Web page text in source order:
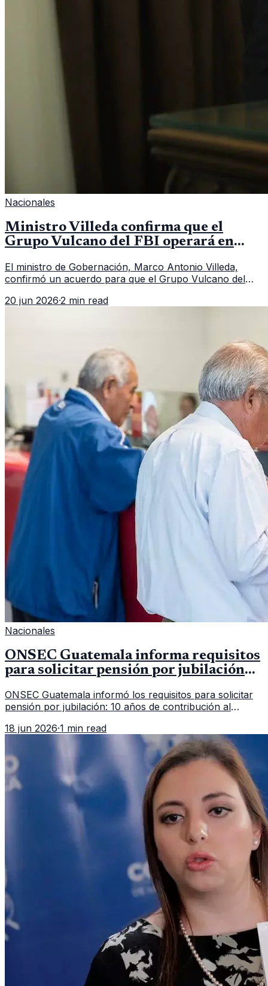
Nacionales
Ministro Villeda confirma que el
Grupo Vulcano del FBI operará en
El ministro de Gobernación, Marco Antonio Villeda,
confirmó un acuerdo para que el Grupo Vulcano del
fallido con la administración anterior del Ministerio
20 jun 2026·2 min read
Nacionales
ONSEC Guatemala informa requisitos
para solicitar pensión por jubilación
ONSEC Guatemala informó los requisitos para solicitar
pensión por jubilación: 10 años de contribución al
importar edad.
18 jun 2026·1 min read